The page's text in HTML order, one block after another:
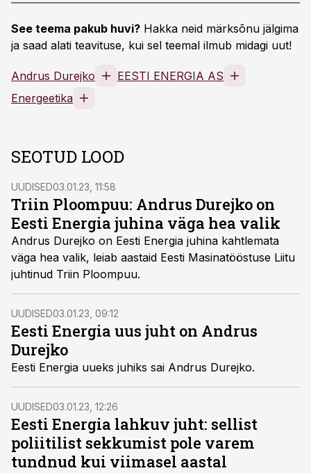
See teema pakub huvi? Hakka neid märksõnu jälgima
ja saad alati teavituse, kui sel teemal ilmub midagi uut!
Andrus Durejko
EESTI ENERGIA AS
Energeetika
SEOTUD LOOD
UUDISED03.01.23, 11:58
Triin Ploompuu: Andrus Durejko on
Eesti Energia juhina väga hea valik
Andrus Durejko on Eesti Energia juhina kahtlemata
väga hea valik, leiab aastaid Eesti Masinatööstuse Liitu
juhtinud Triin Ploompuu.
UUDISED03.01.23, 09:12
Eesti Energia uus juht on Andrus
Durejko
Eesti Energia uueks juhiks sai Andrus Durejko.
UUDISED03.01.23, 12:26
Eesti Energia lahkuv juht: sellist
poliitilist sekkumist pole varem
tundnud kui viimasel aastal